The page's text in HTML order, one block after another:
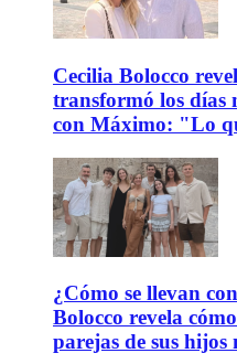
Cecilia Bolocco
transformó los días
con Máximo: "Lo
¿Cómo se llevan
Bolocco revela
parejas de sus hijos